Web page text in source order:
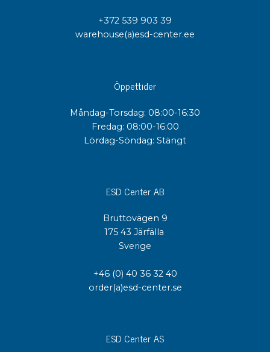
+372 539 903 39
warehouse(a)esd-center.ee
Öppettider
Måndag-Torsdag: 08:00-16:30
Fredag: 08:00-16:00
Lördag-Söndag: Stängt
ESD Center AB
Bruttovägen 9
175 43 Järfälla
Sverige
+46 (0) 40 36 32 40
order(a)esd-center.se
ESD Center AS